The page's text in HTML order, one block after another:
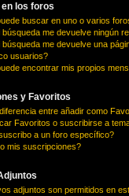
los foros
buscar en uno o varios
búsqueda me devuelve ningún
búsqueda me devuelve una
usuarios?
encontrar mis propios
y Favoritos
entre añadir como
Favoritos o suscribirse a
a un foro específico?
mis suscripciones?
adjuntos son permitidos en